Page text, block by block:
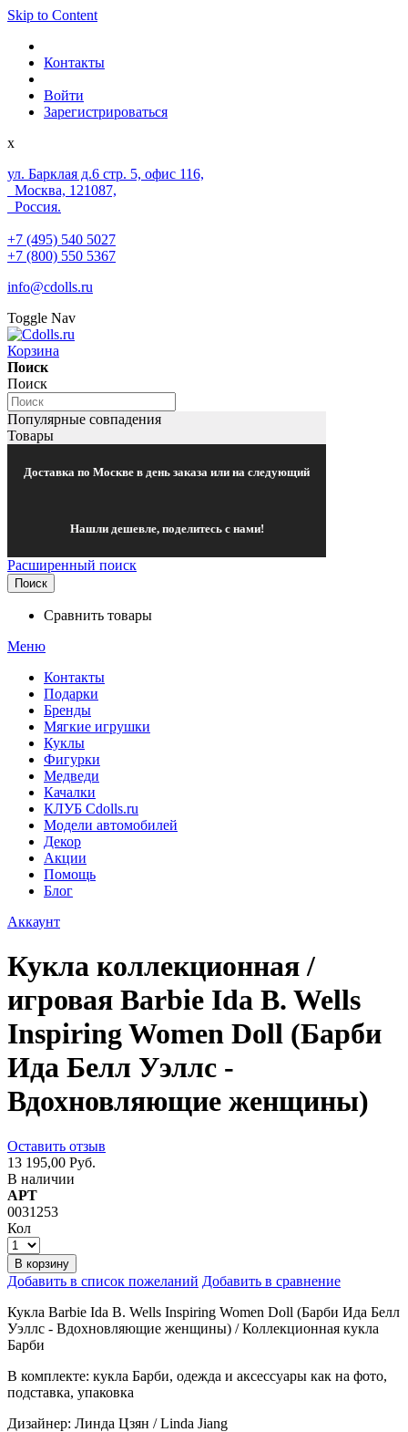
Skip to Content
Контакты
Войти
Зарегистрироваться
x
ул. Барклая д.6 стр. 5, офис 116,
Москва, 121087,
Россия.
+7 (495) 540 5027
+7 (800) 550 5367
info@cdolls.ru
Toggle Nav
Корзина
Поиск
Поиск
Популярные совпадения
Товары
Доставка по Москве в день заказа или на следующий
Нашли дешевле, поделитесь с нами!
Расширенный поиск
Поиск
Сравнить товары
Меню
Контакты
Подарки
Бренды
Мягкие игрушки
Куклы
Фигурки
Медведи
Качалки
КЛУБ Cdolls.ru
Модели автомобилей
Декор
Акции
Помощь
Блог
Аккаунт
Кукла коллекционная /
игровая Barbie Ida B. Wells
Inspiring Women Doll (Барби
Ида Белл Уэллс -
Вдохновляющие женщины)
Оставить отзыв
13 195,00 Руб.
В наличии
АРТ
0031253
Кол
В корзину
Добавить в список пожеланий Добавить в сравнение
Кукла Barbie Ida B. Wells Inspiring Women Doll (Барби Ида Белл
Уэллс - Вдохновляющие женщины) / Коллекционная кукла
Барби
В комплекте: кукла Барби, одежда и аксессуары как на фото,
подставка, упаковка
Дизайнер: Линда Цзян / Linda Jiang